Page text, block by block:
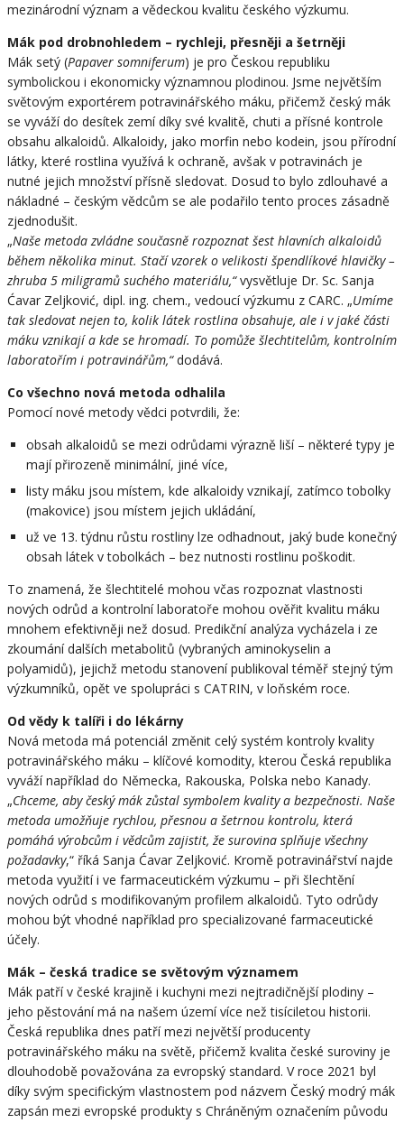
mezinárodní význam a vědeckou kvalitu českého výzkumu.
Mák pod drobnohledem – rychleji, přesněji a šetrněji
Mák setý (Papaver somniferum) je pro Českou republiku
symbolickou i ekonomicky významnou plodinou. Jsme největším
světovým exportérem potravinářského máku, přičemž český mák
se vyváží do desítek zemí díky své kvalitě, chuti a přísné kontrole
obsahu alkaloidů. Alkaloidy, jako morfin nebo kodein, jsou přírodní
látky, které rostlina využívá k ochraně, avšak v potravinách je
nutné jejich množství přísně sledovat. Dosud to bylo zdlouhavé a
nákladné – českým vědcům se ale podařilo tento proces zásadně
zjednodušit.
„Naše metoda zvládne současně rozpoznat šest hlavních alkaloidů
během několika minut. Stačí vzorek o velikosti špendlíkové hlavičky –
zhruba 5 miligramů suchého materiálu,“vysvětluje Dr. Sc. Sanja
Ćavar Zeljković, dipl. ing. chem., vedoucí výzkumu z CARC. „Umíme
tak sledovat nejen to, kolik látek rostlina obsahuje, ale i v jaké části
máku vznikají a kde se hromadí. To pomůže šlechtitelům, kontrolním
laboratořím i potravinářům,“dodává.
Co všechno nová metoda odhalila
Pomocí nové metody vědci potvrdili, že:
obsah alkaloidů se mezi odrůdami výrazně liší – některé typy je
mají přirozeně minimální, jiné více,
listy máku jsou místem, kde alkaloidy vznikají, zatímco tobolky
(makovice) jsou místem jejich ukládání,
už ve 13. týdnu růstu rostliny lze odhadnout, jaký bude konečný
obsah látek v tobolkách – bez nutnosti rostlinu poškodit.
To znamená, že šlechtitelé mohou včas rozpoznat vlastnosti
nových odrůd a kontrolní laboratoře mohou ověřit kvalitu máku
mnohem efektivněji než dosud. Predikční analýza vycházela i ze
zkoumání dalších metabolitů (vybraných aminokyselin a
polyamidů), jejichž metodu stanovení publikoval téměř stejný tým
výzkumníků, opět ve spolupráci s CATRIN, v loňském roce.
Od vědy k talíři i do lékárny
Nová metoda má potenciál změnit celý systém kontroly kvality
potravinářského máku – klíčové komodity, kterou Česká republika
vyváží například do Německa, Rakouska, Polska nebo Kanady.
„Chceme, aby český mák zůstal symbolem kvality a bezpečnosti. Naše
metoda umožňuje rychlou, přesnou a šetrnou kontrolu, která
pomáhá výrobcům i vědcům zajistit, že surovina splňuje všechny
požadavky,“ říká Sanja Ćavar Zeljković. Kromě potravinářství najde
metoda využití i ve farmaceutickém výzkumu – při šlechtění
nových odrůd s modifikovaným profilem alkaloidů. Tyto odrůdy
mohou být vhodné například pro specializované farmaceutické
účely.
Mák – česká tradice se světovým významem
Mák patří v české krajině i kuchyni mezi nejtradičnější plodiny –
jeho pěstování má na našem území více než tisíciletou historii.
Česká republika dnes patří mezi největší producenty
potravinářského máku na světě, přičemž kvalita české suroviny je
dlouhodobě považována za evropský standard. V roce 2021 byl
díky svým specifickým vlastnostem pod názvem Český modrý mák
zapsán mezi evropské produkty s Chráněným označením původu